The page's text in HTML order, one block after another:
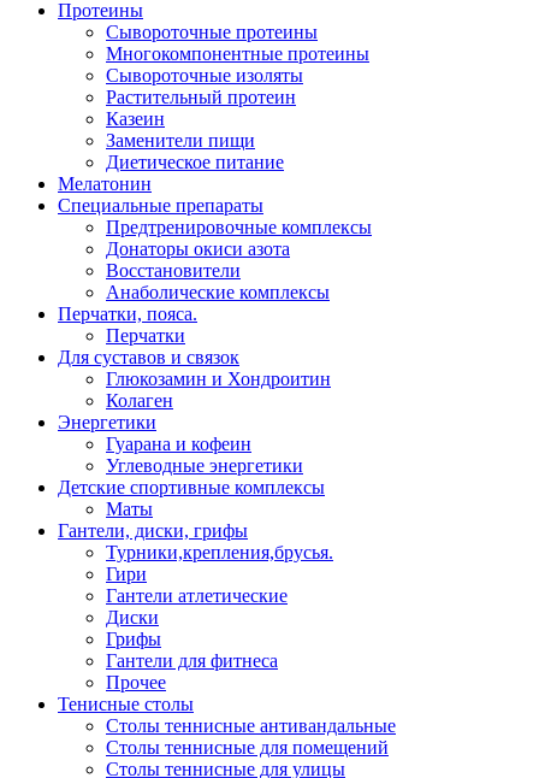
Протеины
Сывороточные протеины
Многокомпонентные протеины
Сывороточные изоляты
Растительный протеин
Казеин
Заменители пищи
Диетическое питание
Мелатонин
Специальные препараты
Предтренировочные комплексы
Донаторы окиси азота
Восстановители
Анаболические комплексы
Перчатки, пояса.
Перчатки
Для суставов и связок
Глюкозамин и Хондроитин
Колаген
Энергетики
Гуарана и кофеин
Углеводные энергетики
Детские спортивные комплексы
Маты
Гантели, диски, грифы
Турники,крепления,брусья.
Гири
Гантели атлетические
Диски
Грифы
Гантели для фитнеса
Прочее
Тенисные столы
Столы теннисные антивандальные
Столы теннисные для помещений
Столы теннисные для улицы